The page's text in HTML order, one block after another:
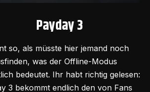
Payday 3
so, als müsste hier jemand noch
was der Offline-Modus
bedeutet. Ihr habt richtig gelesen:
3 bekommt endlich den von Fans